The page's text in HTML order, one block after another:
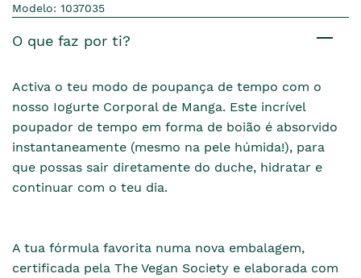
Modelo: 1037035
O que faz por ti?
Activa o teu modo de poupança de tempo com o
nosso Iogurte Corporal de Manga. Este incrível
poupador de tempo em forma de boião é absorvido
instantaneamente (mesmo na pele húmida!), para
que possas sair diretamente do duche, hidratar e
continuar com o teu dia.
A tua fórmula favorita numa nova embalagem,
certificada pela The Vegan Society e elaborada com